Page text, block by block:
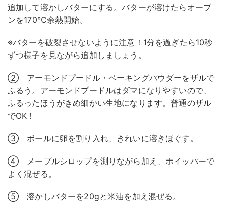
追加して溶かしバターにする。バターが溶けたらオーブ
ンを170℃余熱開始。
※バターを破裂させないように注意！1分を過ぎたら10秒
ずつ様子を見ながら追加しましょう。
② アーモンドプードル・ベーキングパウダーをザルで
ふるう。アーモンドプードルはダマになりやすいので、
ふるったほうがきめ細かい生地になります。普通のザル
でOK！
③ ボールに卵を割り入れ、きれいに溶きほぐす。
④ メープルシロップを測りながら加え、ホイッパーで
よく混ぜる。
⑤ 溶かしバターを20gと米油を加え混ぜる。